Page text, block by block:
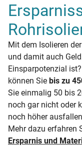
Mit dem Isolieren
und damit auch
Einsparpotenzial
können Sie bis zu
Sie einmalig 50 bis
noch gar nicht oder
noch höher
Mehr dazu erfahren
Ersparnis und